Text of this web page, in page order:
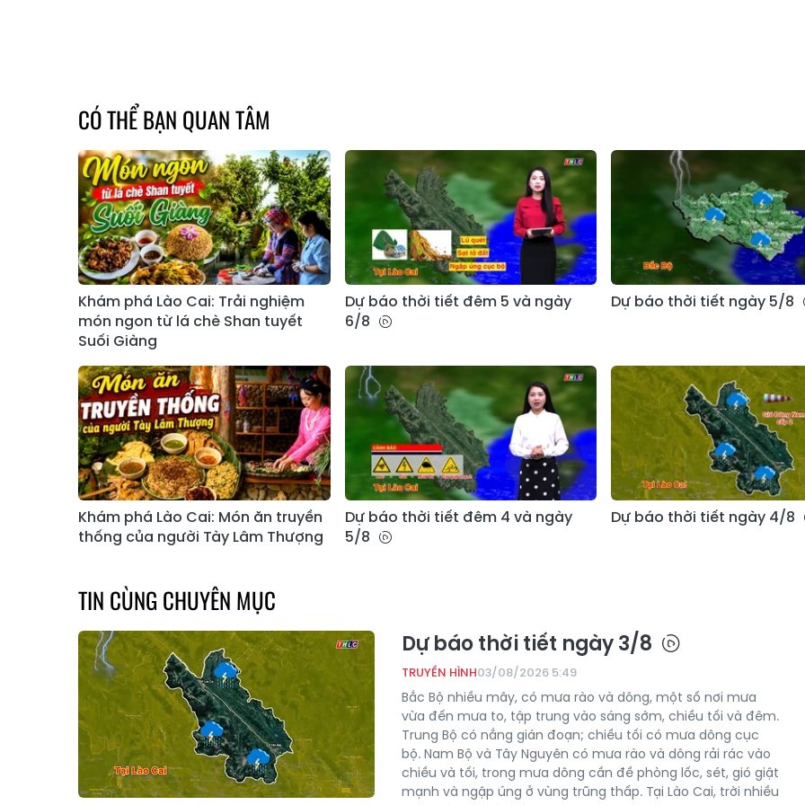
CÓ THỂ BẠN QUAN TÂM
Khám phá Lào Cai: Trải nghiệm
món ngon từ lá chè Shan tuyết
Suối Giàng
Dự báo thời tiết đêm 5 và ngày
6/8
Dự báo thời tiết ngày 5/8
Khám phá Lào Cai: Món ăn truyền
thống của người Tày Lâm Thượng
Dự báo thời tiết đêm 4 và ngày
5/8
Dự báo thời tiết ngày 4/8
TIN CÙNG CHUYÊN MỤC
Dự báo thời tiết ngày 3/8
TRUYỀN HÌNH03/08/2026 5:49
Bắc Bộ nhiều mây, có mưa rào và dông, một số nơi mưa
vừa đến mưa to, tập trung vào sáng sớm, chiều tối và đêm.
Trung Bộ có nắng gián đoạn; chiều tối có mưa dông cục
bộ. Nam Bộ và Tây Nguyên có mưa rào và dông rải rác vào
chiều và tối, trong mưa dông cần đề phòng lốc, sét, gió giật
mạnh và ngập úng ở vùng trũng thấp. Tại Lào Cai, trời nhiều